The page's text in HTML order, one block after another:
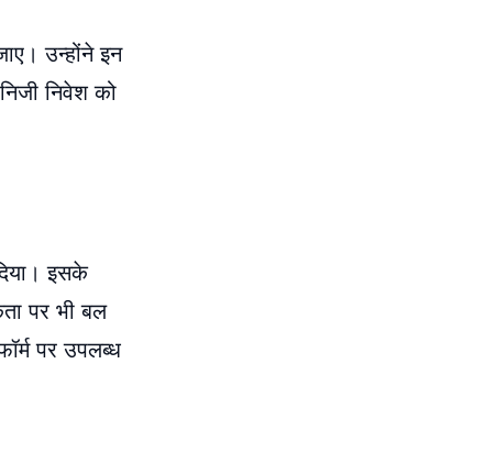
उन्होंने इन
निवेश को
इसके
पर भी बल
पर उपलब्ध